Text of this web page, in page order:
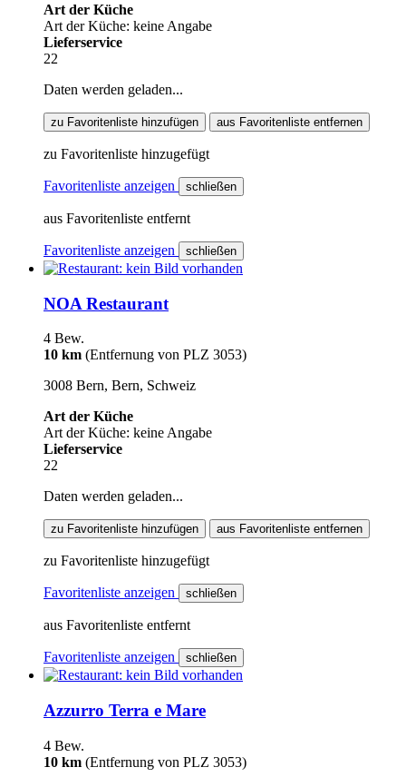
Art der Küche
Art der Küche: keine Angabe
Lieferservice
22
Daten werden geladen...
zu Favoritenliste hinzufügen aus Favoritenliste entfernen
zu Favoritenliste hinzugefügt
Favoritenliste anzeigen schließen
aus Favoritenliste entfernt
Favoritenliste anzeigen schließen
NOA Restaurant
4 Bew.
10 km (Entfernung von PLZ 3053)
3008 Bern, Bern, Schweiz
Art der Küche
Art der Küche: keine Angabe
Lieferservice
22
Daten werden geladen...
zu Favoritenliste hinzufügen aus Favoritenliste entfernen
zu Favoritenliste hinzugefügt
Favoritenliste anzeigen schließen
aus Favoritenliste entfernt
Favoritenliste anzeigen schließen
Azzurro Terra e Mare
4 Bew.
10 km (Entfernung von PLZ 3053)